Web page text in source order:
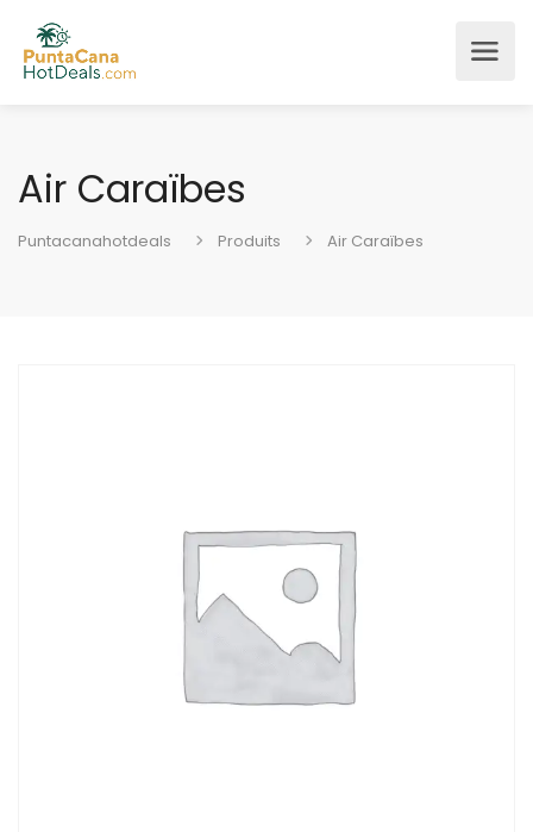
Air Caraïbes
Puntacanahotdeals Produits Air Caraïbes